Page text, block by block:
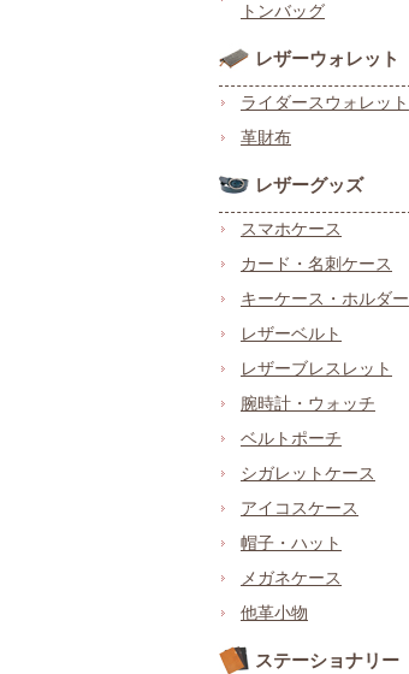
トンバッグ
レザーウォレット
ライダースウォレット
革財布
レザーグッズ
スマホケース
カード・名刺ケース
キーケース・ホルダー
レザーベルト
レザーブレスレット
腕時計・ウォッチ
ベルトポーチ
シガレットケース
アイコスケース
帽子・ハット
メガネケース
他革小物
ステーショナリー